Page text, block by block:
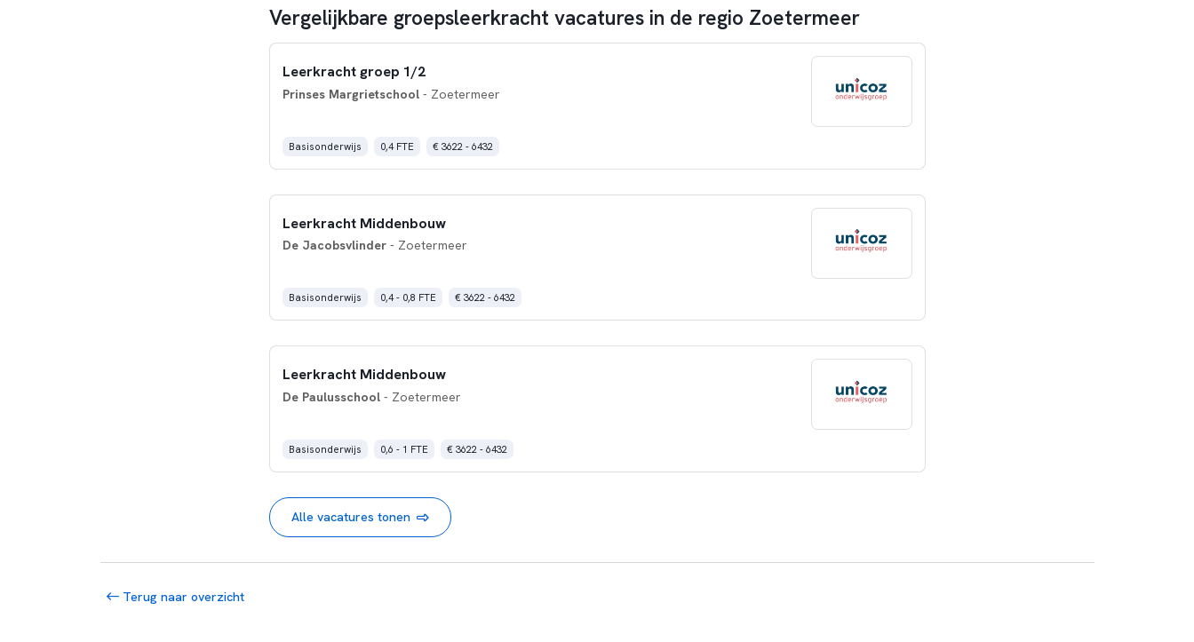
Vergelijkbare groepsleerkracht vacatures in de regio Zoetermeer
Leerkracht groep 1/2
Prinses Margrietschool- Zoetermeer
Basisonderwijs 0,4 FTE € 3622 - 6432
Leerkracht Middenbouw
De Jacobsvlinder- Zoetermeer
Basisonderwijs 0,4 - 0,8 FTE € 3622 - 6432
Leerkracht Middenbouw
De Paulusschool- Zoetermeer
Basisonderwijs 0,6 - 1 FTE € 3622 - 6432
Alle vacatures tonen
Terug naar overzicht